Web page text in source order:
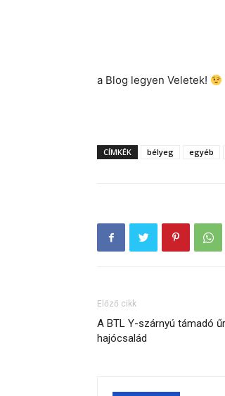
a Blog legyen Veletek!
CÍMKÉK bélyeg egyéb
Előző cikk
A BTL Y-szárnyú támadó
hajócsalád